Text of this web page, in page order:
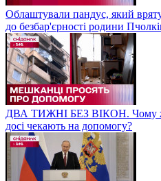
Облаштували пандус, який
до безбар'єрності родини
ДВА ТИЖНІ БЕЗ ВІКОН. Чому
досі чекають на допомогу?